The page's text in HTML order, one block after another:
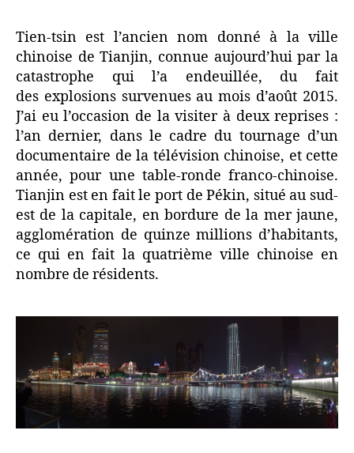
Tien-tsin est l’ancien nom donné à la ville
chinoise de Tianjin, connue aujourd’hui par la
catastrophe qui l’a endeuillée, du fait
des explosions survenues au mois d’août 2015.
J’ai eu l’occasion de la visiter à deux reprises :
l’an dernier, dans le cadre du tournage d’un
documentaire de la télévision chinoise, et cette
année, pour une table-ronde franco-chinoise.
Tianjin est en fait le port de Pékin, situé au sud-
est de la capitale, en bordure de la mer jaune,
agglomération de quinze millions d’habitants,
ce qui en fait la quatrième ville chinoise en
nombre de résidents.